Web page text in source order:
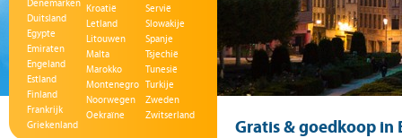
Denemarken
Duitsland
Egypte
Emiraten
Engeland
Estland
Finland
Frankrijk
Griekenland
Kroatië
Letland
Litouwen
Malta
Marokko
Montenegro
Noorwegen
Oekraïne
Servië
Slowakije
Spanje
Tsjechië
Tunesië
Turkije
Zweden
Zwitserland
Gratis & goedkoop in